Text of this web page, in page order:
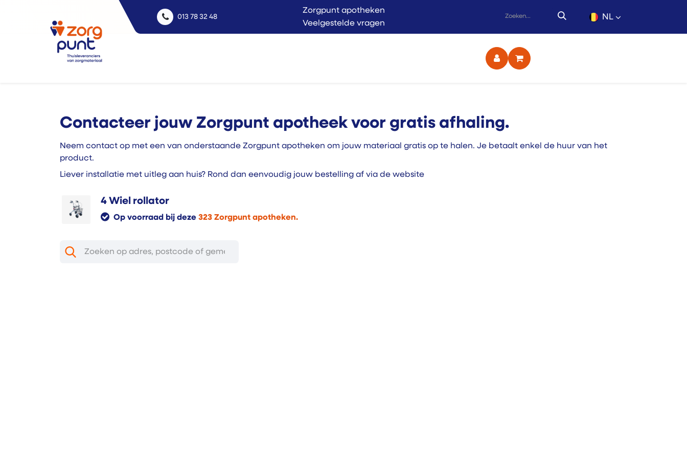
013 78 32 48
Zorgpunt apotheken
Veelgestelde vragen
NL
Contacteer jouw Zorgpunt apotheek voor gratis afhaling.
Neem contact op met een van onderstaande Zorgpunt apotheken om jouw materiaal gratis op te halen. Je betaalt enkel de huur van het
product.
Liever installatie met uitleg aan huis? Rond dan eenvoudig jouw bestelling af via de website
4 Wiel rollator
Op voorraad bij deze 323 Zorgpunt apotheken.